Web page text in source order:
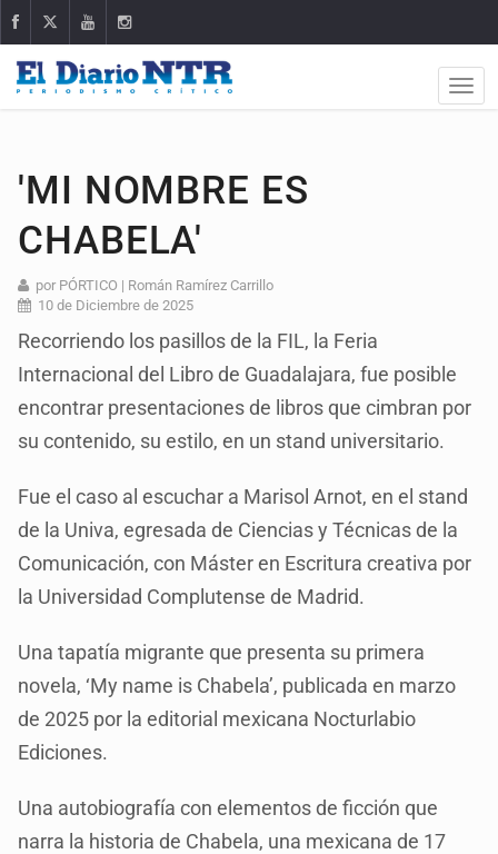
'MI NOMBRE ES
CHABELA'
por PÓRTICO | Román Ramírez Carrillo
10 de Diciembre de 2025
Recorriendo los pasillos de la FIL, la Feria
Internacional del Libro de Guadalajara, fue posible
encontrar presentaciones de libros que cimbran por
su contenido, su estilo, en un stand universitario.
Fue el caso al escuchar a Marisol Arnot, en el stand
de la Univa, egresada de Ciencias y Técnicas de la
Comunicación, con Máster en Escritura creativa por
la Universidad Complutense de Madrid.
Una tapatía migrante que presenta su primera
novela, ‘My name is Chabela’, publicada en marzo
de 2025 por la editorial mexicana Nocturlabio
Ediciones.
Una autobiografía con elementos de ficción que
narra la historia de Chabela, una mexicana de 17